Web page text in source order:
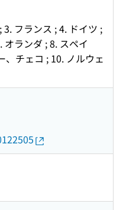
3. フランス ; 4. ドイツ ;
オランダ ; 8. スペイ
、チェコ ; 10. ノルウェ